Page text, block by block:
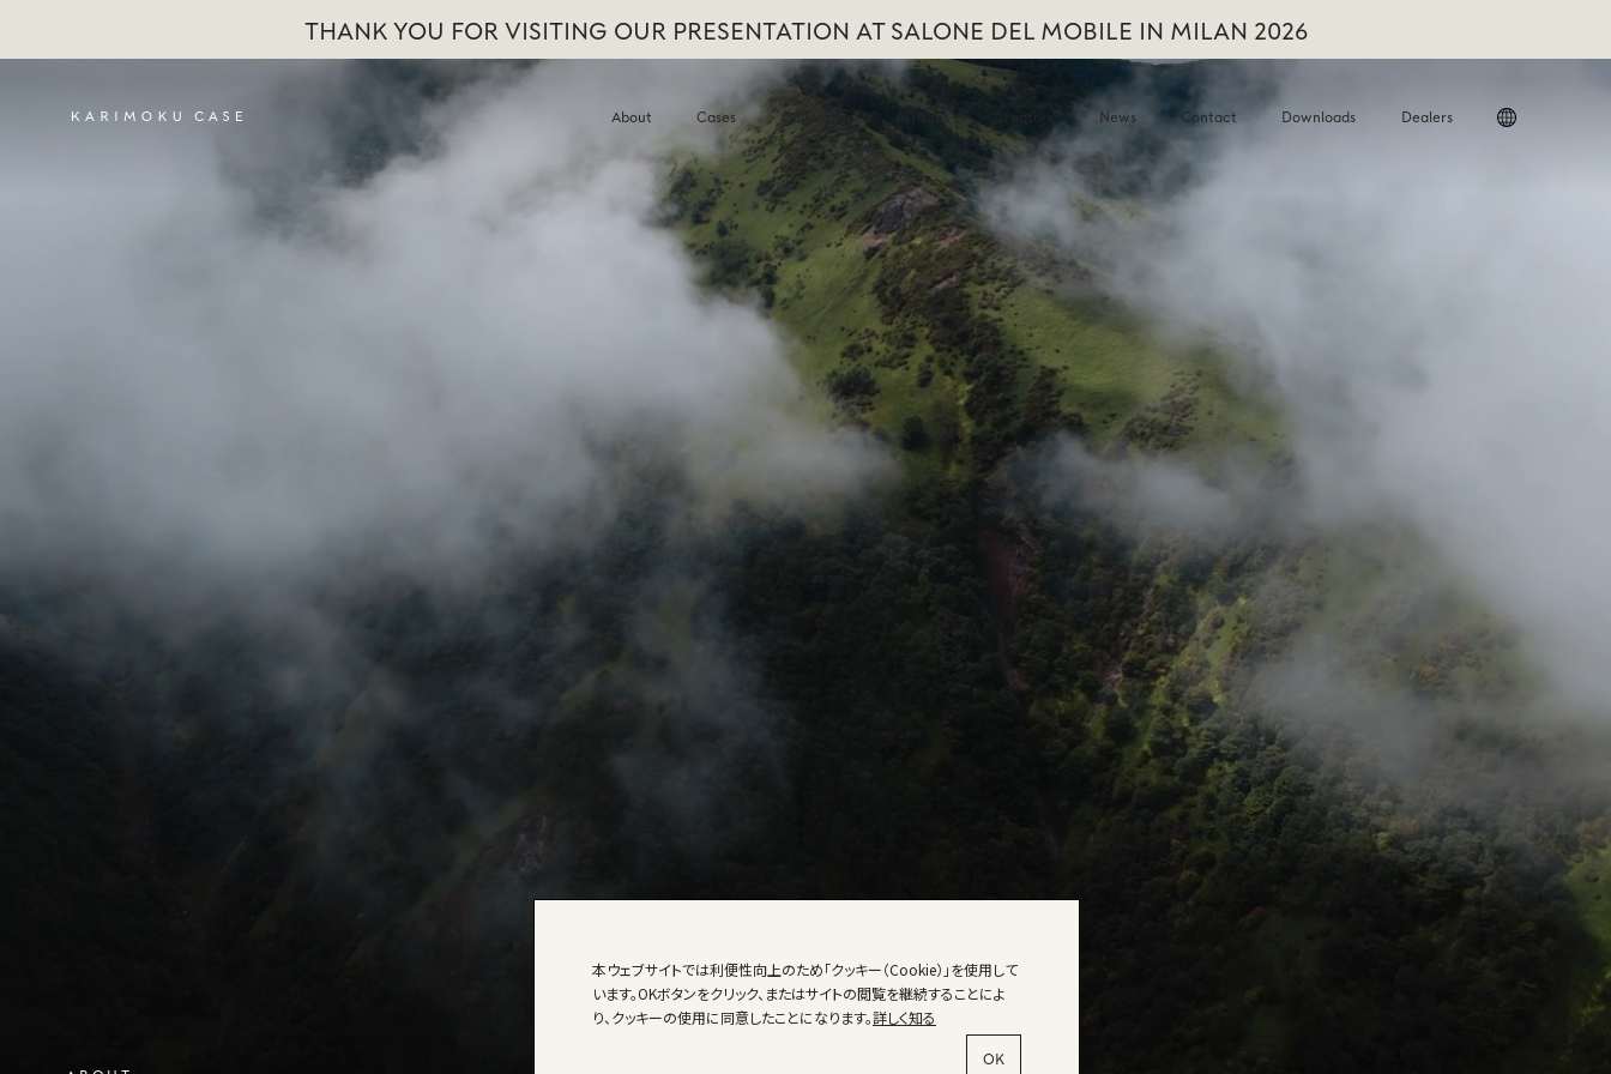
THANK YOU FOR VISITING OUR PRESENTATION AT SALONE DEL MOBILE IN MILAN 2026
About Cases Collection Artisans News Contact Downloads Dealers
本ウェブサイトでは利便性向上のため「クッキー（Cookie）」を使用して
います。OKボタンをクリック、またはサイトの閲覧を継続することによ
り、クッキーの使用に同意したことになります。詳しく知る
OK